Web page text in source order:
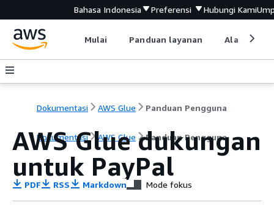
Bahasa Indonesia Preferensi Hubungi Kami
Mulai Panduan layanan Alat
Dokumentasi AWS Glue Panduan Pengguna
Dokumentasi AWS Glue Panduan Pengguna
AWS Glue dukungan
untuk PayPal
PDF RSS Markdown Mode fokus